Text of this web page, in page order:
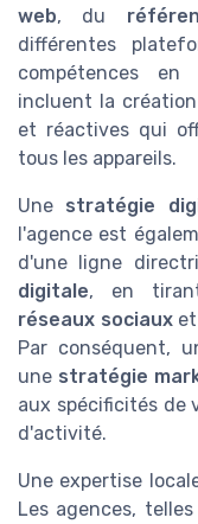
web, du
différentes
compétences en
incluent la
et réactives qui
tous les appareils.
Une stratégie
l'agence est
d'une ligne
digitale, en
réseaux sociauxet
Par conséquent,
une stratégie
aux spécificités de
d'activité.
Une expertise
Les agences,